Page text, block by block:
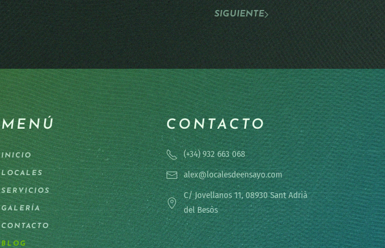
SIGUIENTE
MENÚ
INICIO
LOCALES
SERVICIOS
GALERÍA
CONTACTO
BLOG
CONTACTO
(+34) 932 663 068
alex@localesdeensayo.com
C/ Jovellanos 11, 08930 Sant Adrià
del Besòs